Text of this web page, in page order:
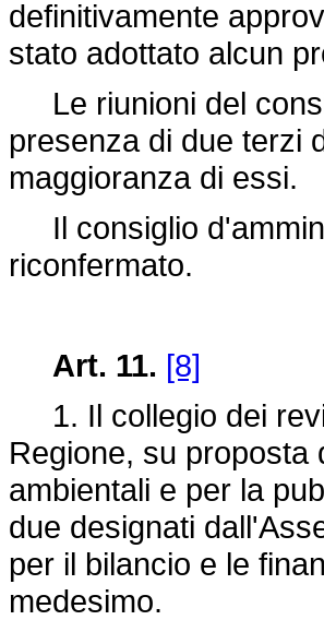
definitivamente
stato adottato alcun
Le riunioni del
presenza di due terzi
maggioranza di essi.
Il consiglio
riconfermato.
Art. 11. [8]
1. Il collegio dei
Regione, su proposta
ambientali e per la
due designati
per il bilancio e le
medesimo.